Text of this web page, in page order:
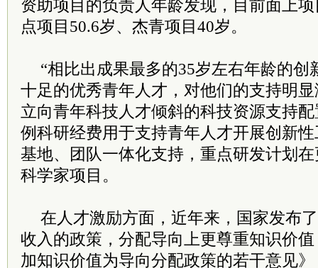
资助项目的负责人年龄发现，目前面上
点项目50.6岁、杰青项目40岁。
“相比出成果最多的35岁左右年龄的创
十足的优秀青年人才，对他们的支持明
立向青年科技人才倾斜的科技资源支持
例科研经费用于支持青年人才开展创新
基地、团队一体化支持，重点研发计划
科学家项目。
在人才激励方面，近年来，国家发布
收入的政策，分配导向上更尊重知识价
加知识价值为导向分配政策的若干意见